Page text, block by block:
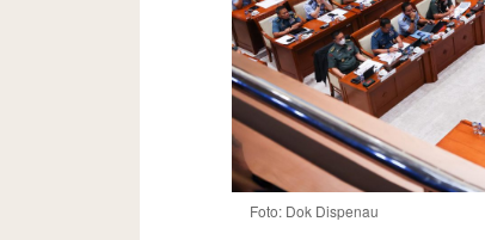
Foto: Dok Dispenau